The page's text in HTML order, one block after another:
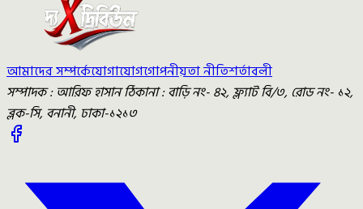
আমাদের সম্পর্কেযোগাযোগগোপনীয়তা নীতিশর্তাবলী
সম্পাদক : আরিফ হাসান ঠিকানা : বাড়ি নং- ৪২, ফ্ল্যাট বি/৩, রোড নং- ১২,
ব্লক-সি, বনানী, ঢাকা-১২১৩